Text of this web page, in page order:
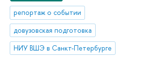
репортаж о событии
довузовская подготовка
НИУ ВШЭ в Санкт-Петербурге